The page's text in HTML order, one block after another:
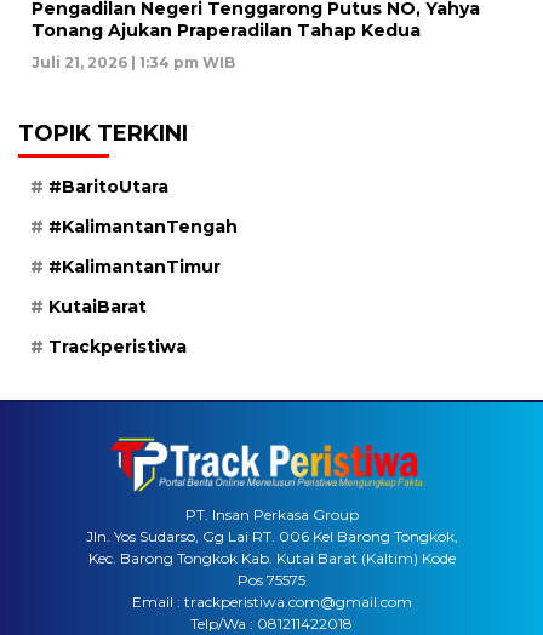
Pengadilan Negeri Tenggarong Putus NO, Yahya
Tonang Ajukan Praperadilan Tahap Kedua
Juli 21, 2026 | 1:34 pm WIB
TOPIK TERKINI
#BaritoUtara
#KalimantanTengah
#KalimantanTimur
KutaiBarat
Trackperistiwa
PT. Insan Perkasa Group
Jln. Yos Sudarso, Gg Lai RT. 006 Kel Barong Tongkok,
Kec. Barong Tongkok Kab. Kutai Barat (Kaltim) Kode
Pos 75575
Email : trackperistiwa.com@gmail.com
Telp/Wa : 081211422018